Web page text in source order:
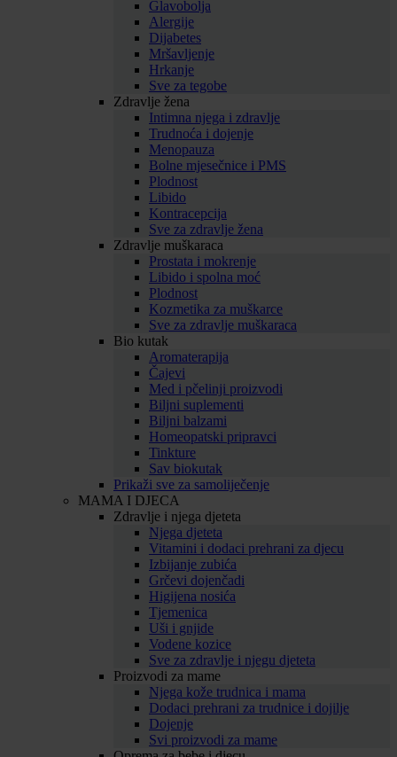
Glavobolja
Alergije
Dijabetes
Mršavljenje
Hrkanje
Sve za tegobe
Zdravlje žena
Intimna njega i zdravlje
Trudnoća i dojenje
Menopauza
Bolne mjesečnice i PMS
Plodnost
Libido
Kontracepcija
Sve za zdravlje žena
Zdravlje muškaraca
Prostata i mokrenje
Libido i spolna moć
Plodnost
Kozmetika za muškarce
Sve za zdravlje muškaraca
Bio kutak
Aromaterapija
Čajevi
Med i pčelinji proizvodi
Biljni suplementi
Biljni balzami
Homeopatski pripravci
Tinkture
Sav biokutak
Prikaži sve za samoliječenje
MAMA I DJECA
Zdravlje i njega djeteta
Njega djeteta
Vitamini i dodaci prehrani za djecu
Izbijanje zubića
Grčevi dojenčadi
Higijena nosića
Tjemenica
Uši i gnjide
Vodene kozice
Sve za zdravlje i njegu djeteta
Proizvodi za mame
Njega kože trudnica i mama
Dodaci prehrani za trudnice i dojilje
Dojenje
Svi proizvodi za mame